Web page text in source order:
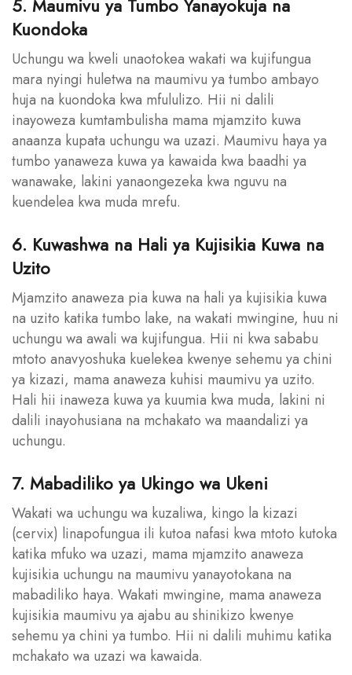
5. Maumivu ya Tumbo Yanayokuja na
Kuondoka
Uchungu wa kweli unaotokea wakati wa kujifungua
mara nyingi huletwa na maumivu ya tumbo ambayo
huja na kuondoka kwa mfululizo. Hii ni dalili
inayoweza kumtambulisha mama mjamzito kuwa
anaanza kupata uchungu wa uzazi. Maumivu haya ya
tumbo yanaweza kuwa ya kawaida kwa baadhi ya
wanawake, lakini yanaongezeka kwa nguvu na
kuendelea kwa muda mrefu.
6. Kuwashwa na Hali ya Kujisikia Kuwa na
Uzito
Mjamzito anaweza pia kuwa na hali ya kujisikia kuwa
na uzito katika tumbo lake, na wakati mwingine, huu ni
uchungu wa awali wa kujifungua. Hii ni kwa sababu
mtoto anavyoshuka kuelekea kwenye sehemu ya chini
ya kizazi, mama anaweza kuhisi maumivu ya uzito.
Hali hii inaweza kuwa ya kuumia kwa muda, lakini ni
dalili inayohusiana na mchakato wa maandalizi ya
uchungu.
7. Mabadiliko ya Ukingo wa Ukeni
Wakati wa uchungu wa kuzaliwa, kingo la kizazi
(cervix) linapofungua ili kutoa nafasi kwa mtoto kutoka
katika mfuko wa uzazi, mama mjamzito anaweza
kujisikia uchungu na maumivu yanayotokana na
mabadiliko haya. Wakati mwingine, mama anaweza
kujisikia maumivu ya ajabu au shinikizo kwenye
sehemu ya chini ya tumbo. Hii ni dalili muhimu katika
mchakato wa uzazi wa kawaida.